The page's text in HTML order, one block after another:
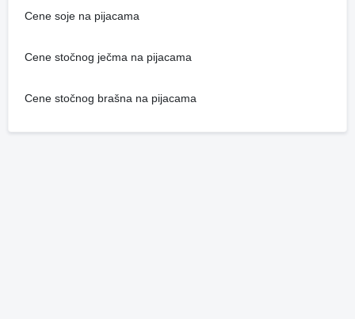
Cene soje na pijacama
Cene stočnog ječma na pijacama
Cene stočnog brašna na pijacama